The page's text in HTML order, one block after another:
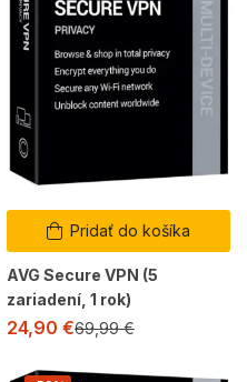
Pridať do košíka
AVG Secure VPN (5
zariadení, 1 rok)
24,90 €69,99€